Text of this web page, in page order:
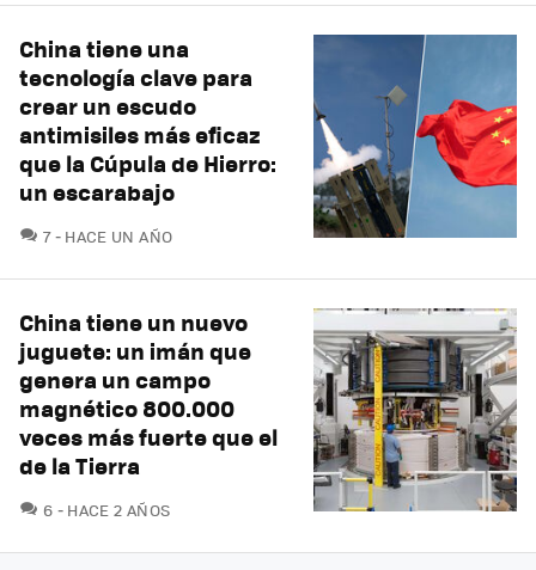
China tiene una
tecnología clave para
crear un escudo
antimisiles más eficaz
que la Cúpula de Hierro:
un escarabajo
7COMENTARIOS
HACE UN AÑO
China tiene un nuevo
juguete: un imán que
genera un campo
magnético 800.000
veces más fuerte que el
de la Tierra
6 COMENTARIOS
HACE 2 AÑOS